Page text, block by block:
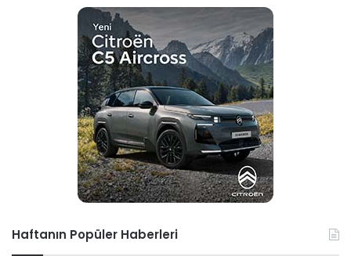
Haftanın Popüler Haberleri